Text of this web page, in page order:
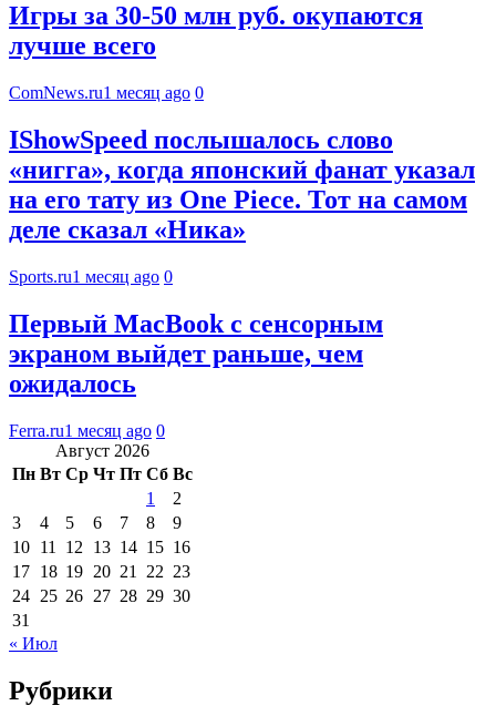
Игры за 30-50 млн руб. окупаются
лучше всего
ComNews.ru1 месяц ago 0
IShowSpeed послышалось слово
«нигга», когда японский фанат указал
на его тату из One Piece. Тот на самом
деле сказал «Ника»
Sports.ru1 месяц ago 0
Первый MacBook с сенсорным
экраном выйдет раньше, чем
ожидалось
Ferra.ru1 месяц ago 0
Август 2026
Пн Вт Ср Чт Пт Сб Вс
1
2
3
4 5 6 7 8
9
10 11 12 13 14 15 16
17 18 19 20 21 22 23
24 25 26 27 28 29 30
31
« Июл
Рубрики